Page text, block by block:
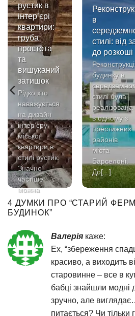
рустик в
інтер’єрі
квартири:
груба
простота
та
вишуканий
затишок
Рідко хто
наважується
на дизайн
інтер’єру
міської
квартири в
стилі рустик.
Значно
частіше
можна
зустріти[...]
в
стилі: від
до розкоші
будинку в
стилі була
реалізована
в одному з
престижних
районів
міста
Барселоні.
До[...]
4 ДУМКИ ПРО “СТАРИЙ
БУДИНОК”
Валерія каже:
Ех, “збереження
красиво, а виходить
старовинне – все в
бабці знайшли модні
зручно, але
питається? Чи тільки